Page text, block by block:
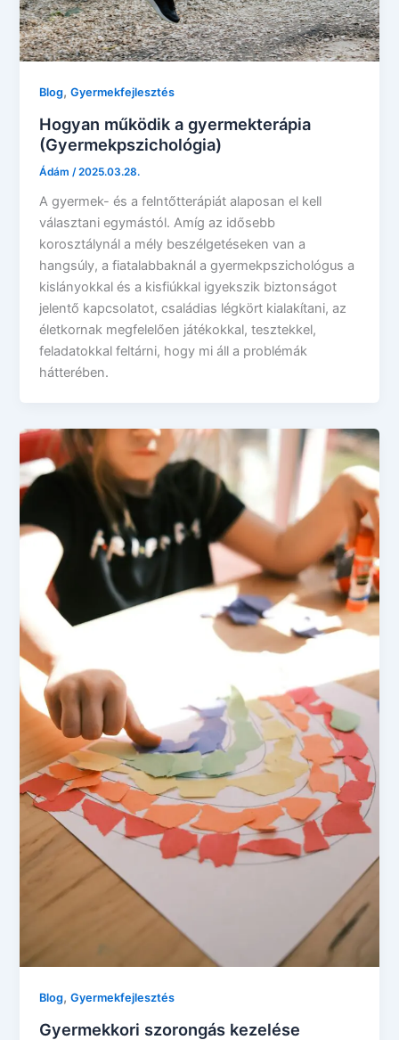
Blog,Gyermekfejlesztés
Hogyan működik a gyermekterápia
(Gyermekpszichológia)
Ádám/2025.03.28.
A gyermek- és a felntőtterápiát alaposan el kell
választani egymástól. Amíg az idősebb
korosztálynál a mély beszélgetéseken van a
hangsúly, a fiatalabbaknál a gyermekpszichológus a
kislányokkal és a kisfiúkkal igyekszik biztonságot
jelentő kapcsolatot, családias légkört kialakítani, az
életkornak megfelelően játékokkal, tesztekkel,
feladatokkal feltárni, hogy mi áll a problémák
hátterében.
Blog,Gyermekfejlesztés
Gyermekkori szorongás kezelése